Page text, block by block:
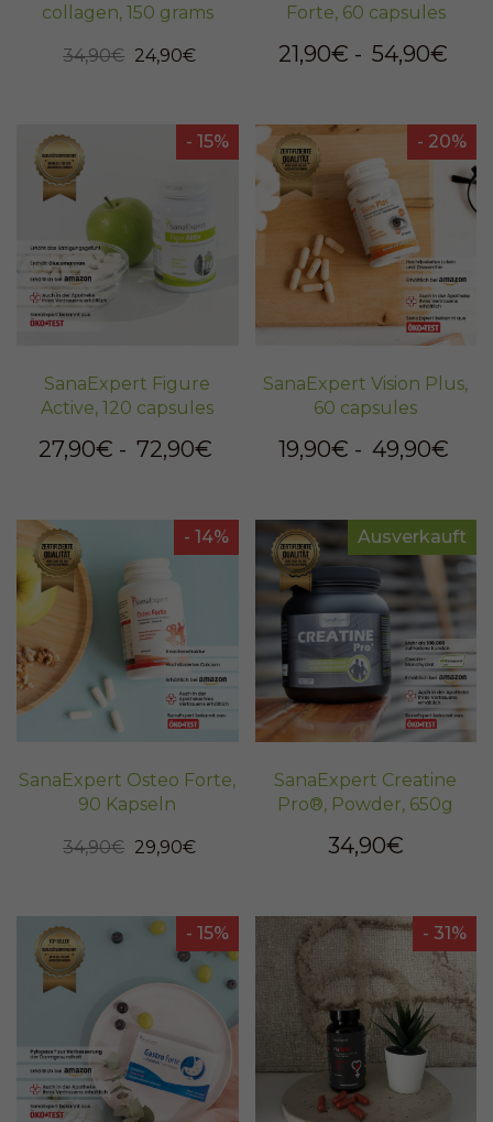
collagen, 150 grams
34,90€ 24,90€
Forte, 60 capsules
21,90€ - 54,90€
- 15%
SanaExpert Figure
Active, 120 capsules
27,90€ - 72,90€
- 20%
SanaExpert Vision Plus,
60 capsules
19,90€ - 49,90€
- 14%
SanaExpert Osteo Forte,
90 Kapseln
34,90€ 29,90€
Ausverkauft
SanaExpert Creatine
Pro®, Powder, 650g
34,90€
- 15% - 31%